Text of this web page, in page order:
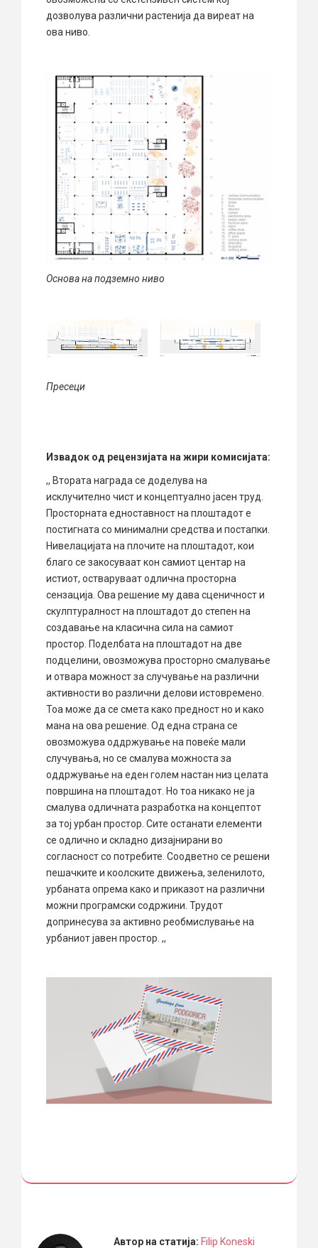
дозволува различни растенија да виреат на
ова ниво.
Основа на подземно ниво
Пресеци
Извадок од рецензијата на жири комисијата:
,, Втората награда се доделува на
исклучително чист и концептуално јасен труд.
Просторната едноставност на плоштадот е
постигната со минимални средства и постапки.
Нивелацијата на плочите на плоштадот, кои
благо се закосуваат кон самиот центар на
истиот, остваруваат одлична просторна
сензација. Ова решение му дава сценичност и
скулптуралност на плоштадот до степен на
создавање на класична сила на самиот
простор. Поделбата на плоштадот на две
подцелини, овозможува просторно смалување
и отвара можност за случување на различни
активности во различни делови истовремено.
Тоа може да се смета како предност но и како
мана на ова решение. Од една страна се
овозможува оддржување на повеќе мали
случувања, но се смалува можноста за
оддржување на еден голем настан низ целата
површина на плоштадот. Но тоа никако не ја
смалува одличната разработка на концептот
за тој урбан простор. Сите останати елементи
се одлично и складно дизајнирани во
согласност со потребите. Соодветно се решени
пешачките и коолските движења, зеленилото,
урбаната опрема како и приказот на различни
можни програмски содржини. Трудот
допринесува за активно реобмислување на
урбаниот јавен простор. ,,
Автор на статија: Filip Koneski